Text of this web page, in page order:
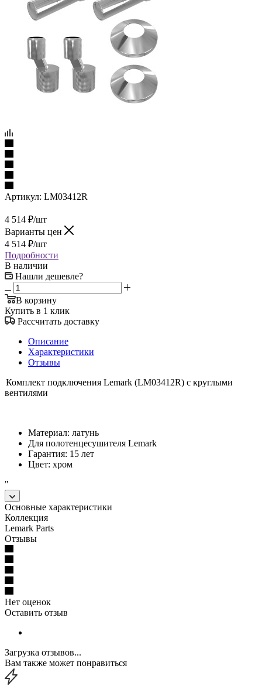
Артикул: LM03412R
4 514 ₽/шт
Варианты цен
4 514 ₽/шт
Подробности
В наличии
Нашли дешевле?
В корзину
Купить в 1 клик
Рассчитать доставку
Описание
Характеристики
Отзывы
Комплект подключения Lemark (LM03412R) с круглыми
вентилями
Материал: латунь
Для полотенцесушителя Lemark
Гарантия: 15 лет
Цвет: хром
"
Основные характеристики
Коллекция
Lemark Parts
Отзывы
Нет оценок
Оставить отзыв
Загрузка отзывов...
Вам также может понравиться